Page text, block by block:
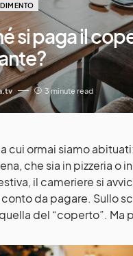
si paga il
3 minute read
a cui ormai siamo
che sia in pizzeria o
il cameriere si
da pagare. Sullo
del “coperto”. Ma